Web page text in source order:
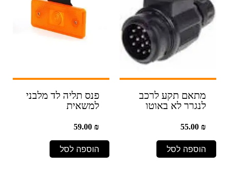
מתאם תקע לרכב
לנגרר לא באוטו
55.00₪
הוספה לסל
פנס תליה לד מלבני
למשאית
59.00₪
הוספה לסל